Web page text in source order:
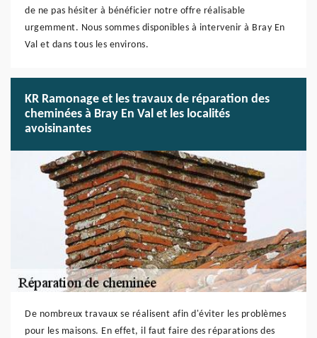
de ne pas hésiter à bénéficier notre offre réalisable
urgemment. Nous sommes disponibles à intervenir à Bray En
Val et dans tous les environs.
KR Ramonage et les travaux de réparation des
cheminées à Bray En Val et les localités
avoisinantes
De nombreux travaux se réalisent afin d'éviter les problèmes
pour les maisons. En effet, il faut faire des réparations des